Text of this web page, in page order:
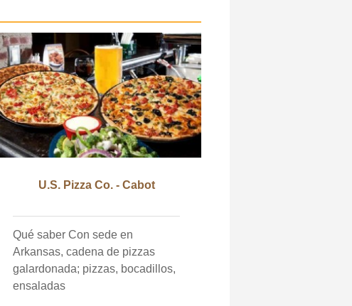
U.S. Pizza Co. - Cabot
Qué saber Con sede en
Arkansas, cadena de pizzas
galardonada; pizzas, bocadillos,
ensaladas